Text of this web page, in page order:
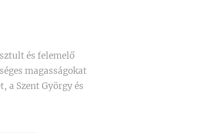
és felemelő
magasságokat
a Szent György és